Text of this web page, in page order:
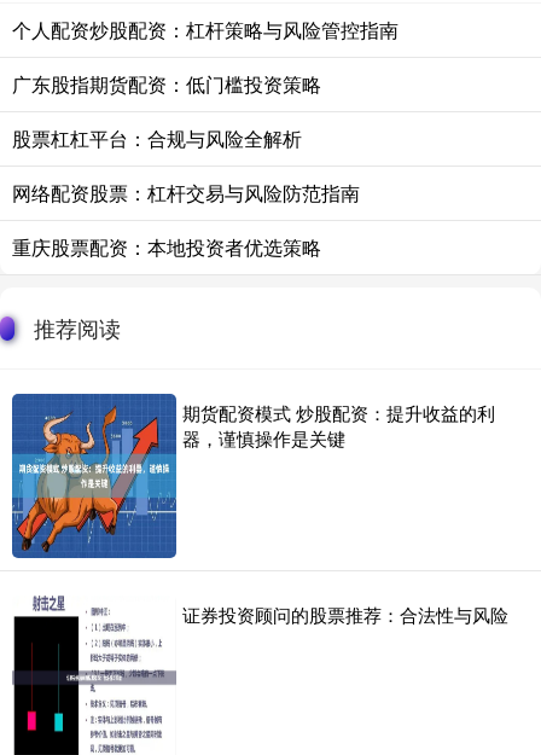
个人配资炒股配资：杠杆策略与风险管控指南
广东股指期货配资：低门槛投资策略
股票杠杠平台：合规与风险全解析
网络配资股票：杠杆交易与风险防范指南
重庆股票配资：本地投资者优选策略
推荐阅读
期货配资模式 炒股配资：提升收益的利
器，谨慎操作是关键
证券投资顾问的股票推荐：合法性与风险